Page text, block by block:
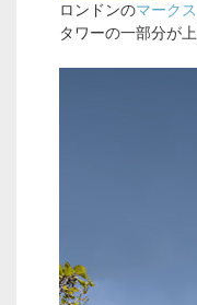
ロンドンのマーク
タワーの一部分が